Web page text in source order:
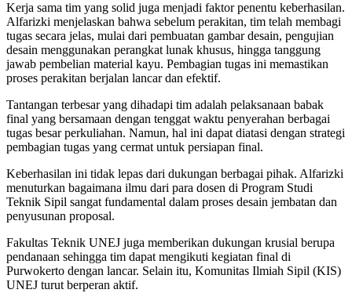
Kerja sama tim yang solid juga menjadi faktor penentu keberhasilan.
Alfarizki menjelaskan bahwa sebelum perakitan, tim telah membagi
tugas secara jelas, mulai dari pembuatan gambar desain, pengujian
desain menggunakan perangkat lunak khusus, hingga tanggung
jawab pembelian material kayu. Pembagian tugas ini memastikan
proses perakitan berjalan lancar dan efektif.
Tantangan terbesar yang dihadapi tim adalah pelaksanaan babak
final yang bersamaan dengan tenggat waktu penyerahan berbagai
tugas besar perkuliahan. Namun, hal ini dapat diatasi dengan strategi
pembagian tugas yang cermat untuk persiapan final.
Keberhasilan ini tidak lepas dari dukungan berbagai pihak. Alfarizki
menuturkan bagaimana ilmu dari para dosen di Program Studi
Teknik Sipil sangat fundamental dalam proses desain jembatan dan
penyusunan proposal.
Fakultas Teknik UNEJ juga memberikan dukungan krusial berupa
pendanaan sehingga tim dapat mengikuti kegiatan final di
Purwokerto dengan lancar. Selain itu, Komunitas Ilmiah Sipil (KIS)
UNEJ turut berperan aktif.